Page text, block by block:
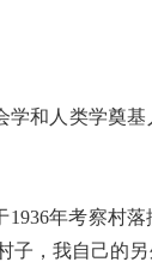
和人类学奠
年考察村
子，我自己的